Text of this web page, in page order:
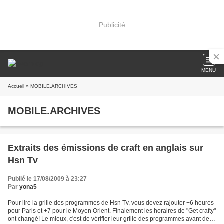
Publicité
MENU
Accueil » MOBILE.ARCHIVES
MOBILE.ARCHIVES
Extraits des émissions de craft en anglais sur
Hsn Tv
Publié le 17/08/2009 à 23:27
Par yona5
Pour lire la grille des programmes de Hsn Tv, vous devez rajouter +6 heures
pour Paris et +7 pour le Moyen Orient. Finalement les horaires de "Get crafty"
ont changé! Le mieux, c'est de vérifier leur grille des programmes avant de